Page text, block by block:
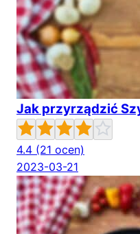
Jak przyrządzić
4.4 (21 ocen)
2023-03-21